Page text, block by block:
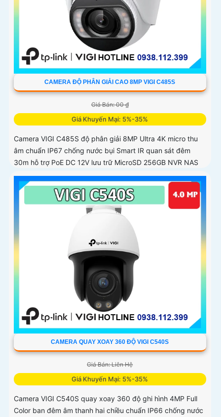
CAMERA ĐỘ PHÂN GIẢI CAO 8MP VIGI C485S
Giá Bán: 00 ₫
Giá Khuyến Mại: 5%-35%
Camera VIGI C485S độ phân giải 8MP Ultra 4K micro thu
âm chuẩn IP67 chống nước bụi Smart IR quan sát đêm
30m hỗ trợ PoE DC 12V lưu trữ MicroSD 256GB NVR NAS
chuẩn nén H.265+ tiết kiệm băng thông nhận diện người
phương tiện xâm nhập hành vi bất thường quản lý qua VIGI
App VIGI Manager trình duyệt web giám sát sắc nét bền bỉ
CAMERA QUAY XOAY 360 ĐỘ VIGI C540S
Giá Bán: Liên Hệ
Giá Khuyến Mại: 5%-35%
Camera VIGI C540S quay xoay 360 độ ghi hình 4MP Full
Color ban đêm âm thanh hai chiều chuẩn IP66 chống nước